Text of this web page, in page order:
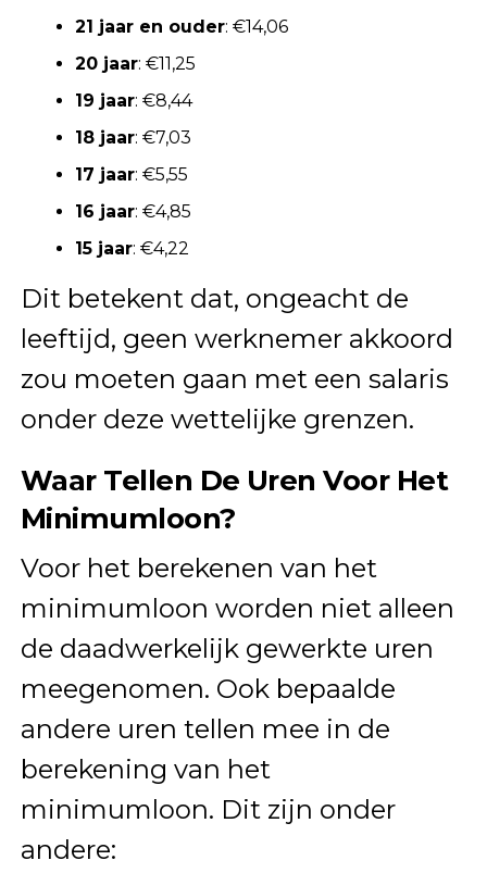
21 jaar en ouder: €14,06
20 jaar: €11,25
19 jaar: €8,44
18 jaar: €7,03
17 jaar: €5,55
16 jaar: €4,85
15 jaar: €4,22
Dit betekent dat, ongeacht de
leeftijd, geen werknemer akkoord
zou moeten gaan met een salaris
onder deze wettelijke grenzen.
Waar Tellen De Uren Voor Het
Minimumloon?
Voor het berekenen van het
minimumloon worden niet alleen
de daadwerkelijk gewerkte uren
meegenomen. Ook bepaalde
andere uren tellen mee in de
berekening van het
minimumloon. Dit zijn onder
andere: